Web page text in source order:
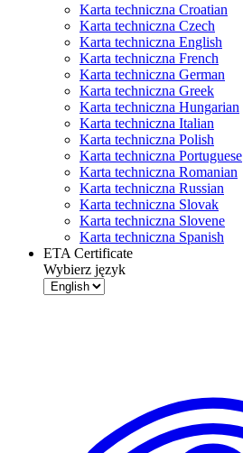
Karta techniczna Croatian
Karta techniczna Czech
Karta techniczna English
Karta techniczna French
Karta techniczna German
Karta techniczna Greek
Karta techniczna Hungarian
Karta techniczna Italian
Karta techniczna Polish
Karta techniczna Portuguese
Karta techniczna Romanian
Karta techniczna Russian
Karta techniczna Slovak
Karta techniczna Slovene
Karta techniczna Spanish
ETA Certificate
Wybierz język